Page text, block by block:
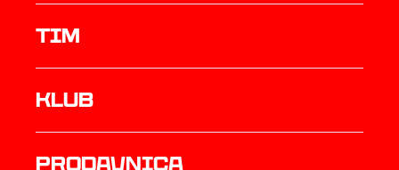
TIM
Klub
prodavnica